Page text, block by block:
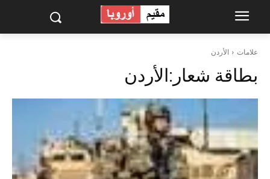
علامات الأردن
بطاقة شعار:الأردن